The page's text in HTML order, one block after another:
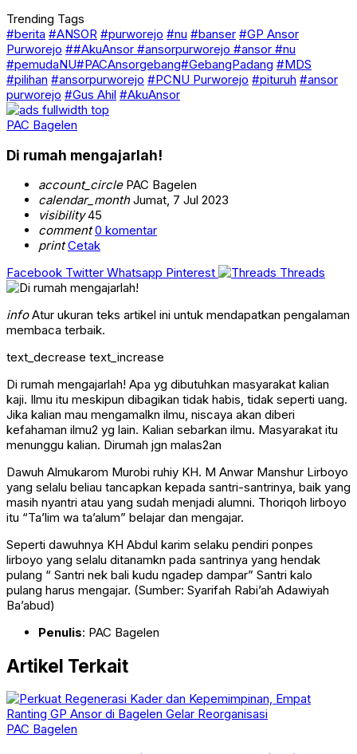
Trending Tags
#berita #ANSOR #purworejo #nu #banser #GP Ansor
Purworejo ##AkuAnsor #ansorpurworejo #ansor #nu
#pemudaNU#PACAnsorgebang#GebangPadang #MDS
#pilihan #ansorpurworejo #PCNU Purworejo #pituruh #ansor
purworejo #Gus Ahil #AkuAnsor
PAC Bagelen
Di rumah mengajarlah!
account_circlePAC Bagelen
calendar_monthJumat, 7 Jul 2023
visibility45
comment 0 komentar
print Cetak
Facebook Twitter Whatsapp Pinterest Threads
infoAtur ukuran teks artikel ini untuk mendapatkan pengalaman
membaca terbaik.
text_decrease text_increase
Di rumah mengajarlah! Apa yg dibutuhkan masyarakat kalian
kaji. Ilmu itu meskipun dibagikan tidak habis, tidak seperti uang.
Jika kalian mau mengamalkn ilmu, niscaya akan diberi
kefahaman ilmu2 yg lain. Kalian sebarkan ilmu. Masyarakat itu
menunggu kalian. Dirumah jgn malas2an
Dawuh Almukarom Murobi ruhiy KH. M Anwar Manshur Lirboyo
yang selalu beliau tancapkan kepada santri-santrinya, baik yang
masih nyantri atau yang sudah menjadi alumni. Thoriqoh lirboyo
itu “Ta’lim wa ta’alum” belajar dan mengajar.
Seperti dawuhnya KH Abdul karim selaku pendiri ponpes
lirboyo yang selalu ditanamkn pada santrinya yang hendak
pulang “ Santri nek bali kudu ngadep dampar” Santri kalo
pulang harus mengajar. (Sumber: Syarifah Rabi’ah Adawiyah
Ba’abud)
Penulis: PAC Bagelen
Artikel Terkait
PAC Bagelen